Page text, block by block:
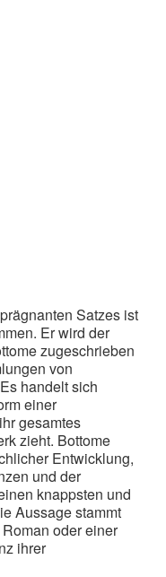
Satzes ist
Er wird der
zugeschrieben
von
handelt sich
einer
gesamtes
zieht. Bottome
Entwicklung,
und der
knappsten und
Aussage stammt
oder einer
ihrer